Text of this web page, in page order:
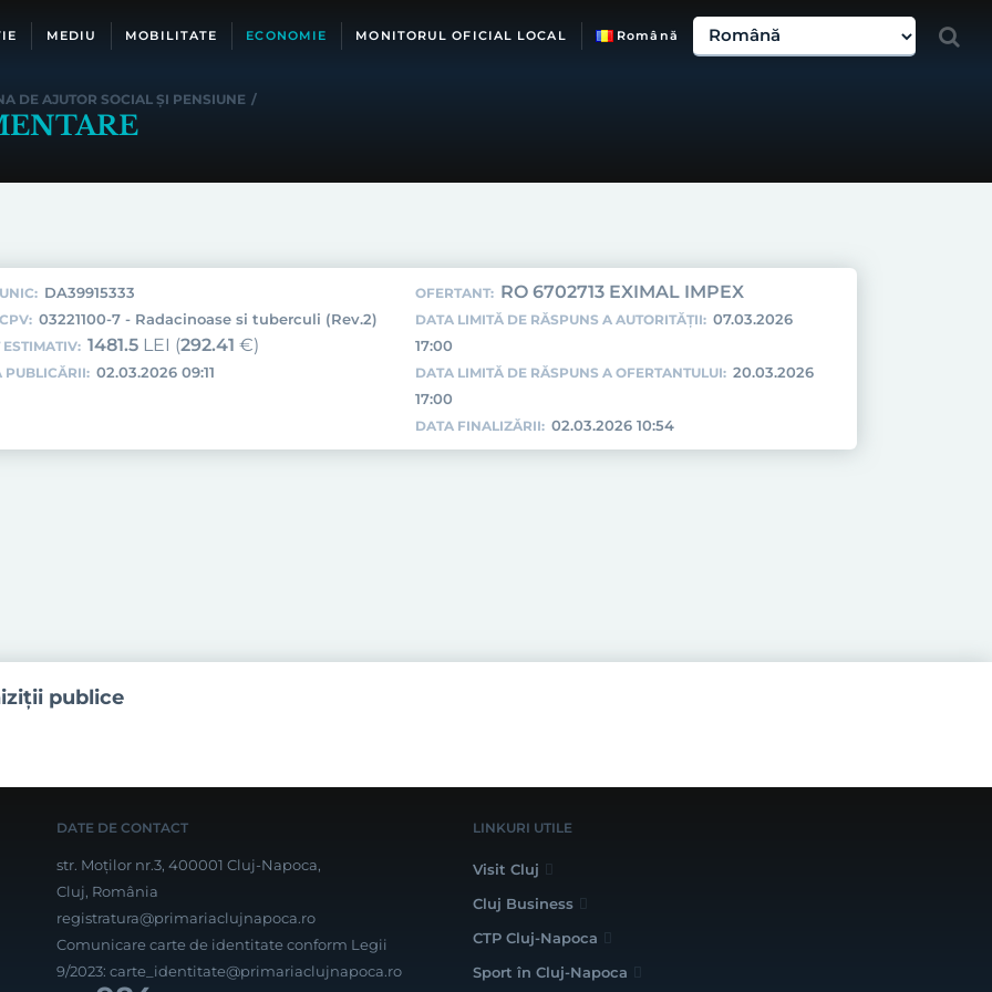
MEDIU MOBILITATE ECONOMIE MONITORUL OFICIAL LOCAL Română
DE AJUTOR SOCIAL ȘI PENSIUNE /
DA39915333
03221100-7 - Radacinoase si tuberculi (Rev.2)
ESTIMATIV: 1481.5LEI (292.41 €)
PUBLICĂRII: 02.03.2026 09:11
OFERTANT: RO 6702713 EXIMAL IMPEX
DATA LIMITĂ DE RĂSPUNS A AUTORITĂȚII: 07.03.2026
17:00
DATA LIMITĂ DE RĂSPUNS A OFERTANTULUI: 20.03.2026
17:00
DATA FINALIZĂRII: 02.03.2026 10:54
publice
DATE DE CONTACT
str. Moților nr.3, 400001 Cluj-Napoca,
Cluj, România
registratura@primariaclujnapoca.ro
Comunicare carte de identitate conform Legii
9/2023: carte_identitate@primariaclujnapoca.ro
LINKURI UTILE
Visit Cluj
Cluj Business
CTP Cluj-Napoca
Sport în Cluj-Napoca